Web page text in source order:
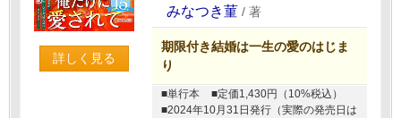
詳しく見る
みなつき菫 / 著
期限付き結婚は一生の愛のはじま
り
■単行本
■定価1,430円（10%税込）
■2024年10月31日発行（実際の発売日は